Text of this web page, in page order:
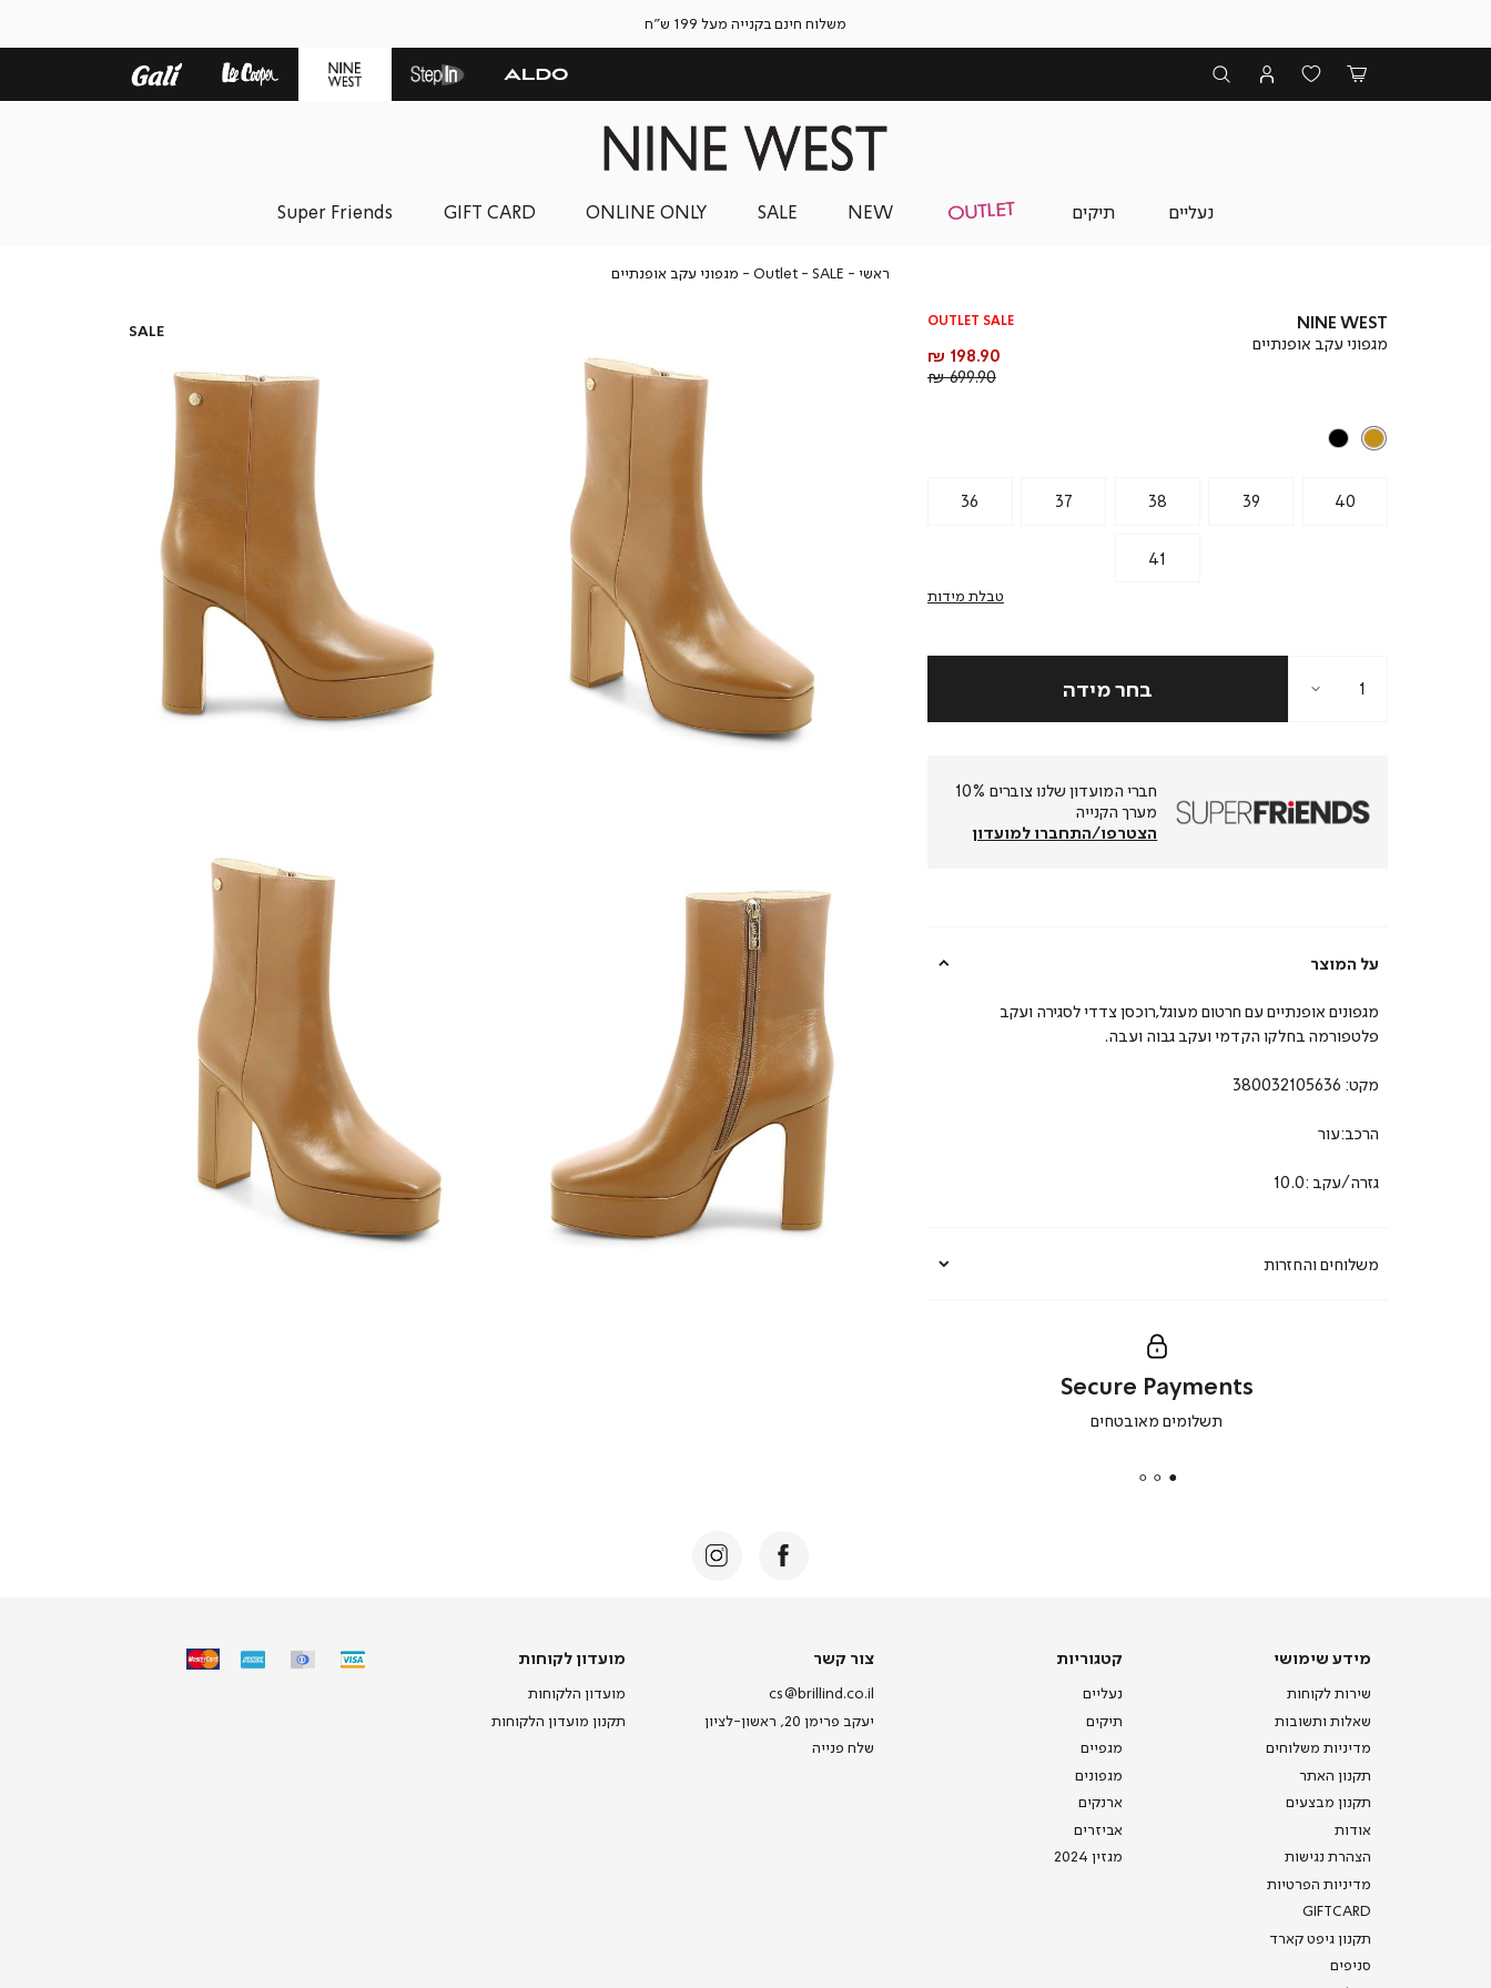
משלוח חינם בקנייה מעל 199 ש"ח
נעליים תיקים NEW
SALE
ONLINE ONLY
GIFT CARD
Super Friends
ראשי ראשי
SALE
SALE
Outlet
Outlet
מגפוני עקב אופנתייםמגפוני
NINE WEST
מגפוני עקב אופנתיים
OUTLET SALE
מחיר
מוצר
198.90 ₪
מחיר
699.90 ₪
36 37 38 39 40
41
טבלת מידות
חברי המועדון שלנו צוברים 10%
מערך הקנייה
הצטרפו/התחברו למועדון
על המוצר
משלוחים והחזרות
מגפונים אופנתיים עם חרטום מעוגל,רוכסן צדדי לסגירה ועקב
פלטפורמה בחלקו הקדמי ועקב גבוה ועבה.
מקט: 380032105636
הרכב:עור
גזרה/עקב :10.0
secure
Secure Payments
תשלומים מאובטחים
SALE
מידע
מידע שימושי
שירות לקוחות
שאלות ותשובות
מדיניות משלוחים
תקנון האתר
תקנון מבצעים
אודות
הצהרת נגישות
מדיניות הפרטיות
GIFTCARD
תקנון גיפט קארד
סניפים
קטגוריות
קטגוריות
נעליים
תיקים
מגפיים
מגפונים
ארנקים
אביזרים
מגזין 2024
צור
צור קשר
cs@brillind.co.il
יעקב פרימן 20, ראשון-לציון
שלח פנייה
מועדון
מועדון לקוחות
מועדון הלקוחות
תקנון מועדון הלקוחות